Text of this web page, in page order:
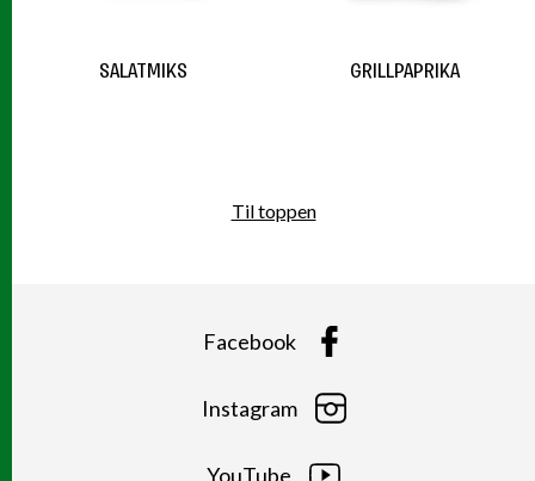
SALATMIKS GRILLPAPRIKA
Til toppen
Facebook
Instagram
YouTube